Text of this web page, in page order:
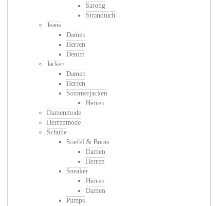
Sarong
Strandtuch
Jeans
Damen
Herren
Denim
Jacken
Damen
Herren
Sommerjacken
Herren
Damenmode
Herrenmode
Schuhe
Stiefel & Boots
Damen
Herren
Sneaker
Herren
Damen
Pumps